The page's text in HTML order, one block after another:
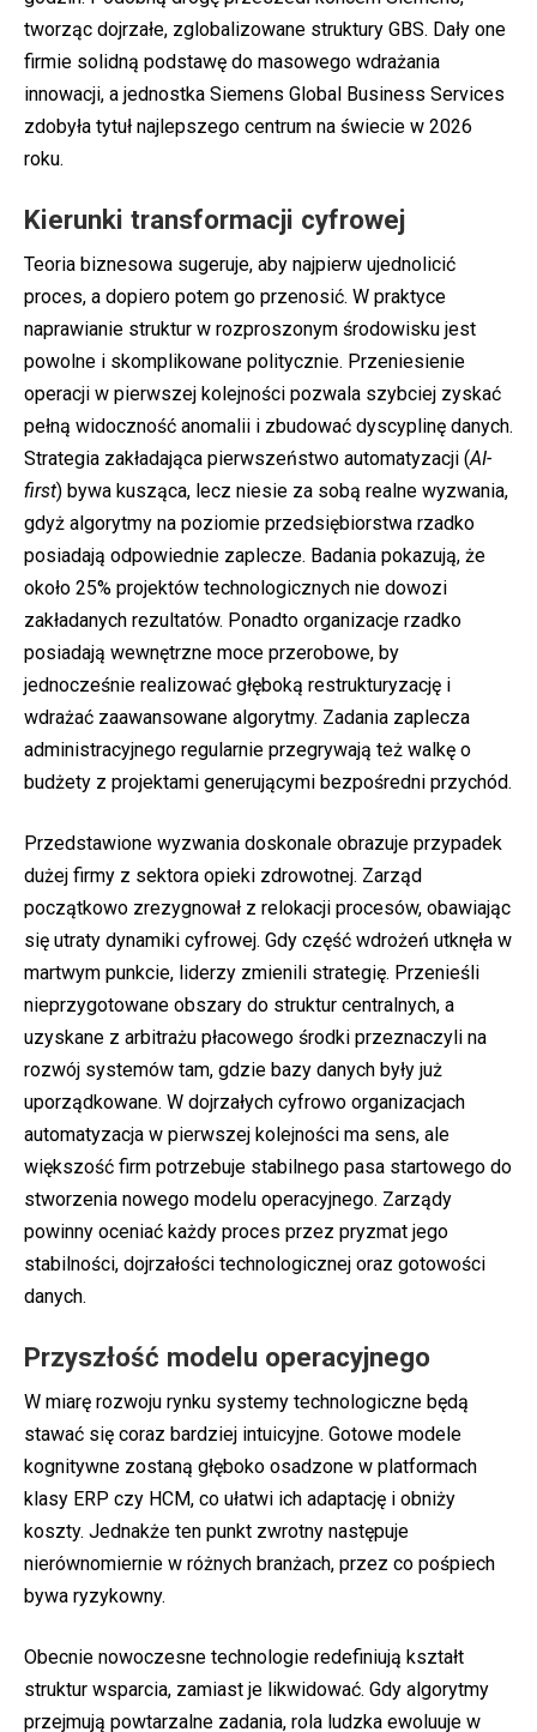
tworząc dojrzałe, zglobalizowane struktury GBS. Dały one
firmie solidną podstawę do masowego wdrażania
innowacji, a jednostka Siemens Global Business Services
zdobyła tytuł najlepszego centrum na świecie w 2026
roku.
Kierunki transformacji cyfrowej
Teoria biznesowa sugeruje, aby najpierw ujednolicić
proces, a dopiero potem go przenosić. W praktyce
naprawianie struktur w rozproszonym środowisku jest
powolne i skomplikowane politycznie. Przeniesienie
operacji w pierwszej kolejności pozwala szybciej zyskać
pełną widoczność anomalii i zbudować dyscyplinę danych.
Strategia zakładająca pierwszeństwo automatyzacji (AI-
first) bywa kusząca, lecz niesie za sobą realne wyzwania,
gdyż algorytmy na poziomie przedsiębiorstwa rzadko
posiadają odpowiednie zaplecze. Badania pokazują, że
około 25% projektów technologicznych nie dowozi
zakładanych rezultatów. Ponadto organizacje rzadko
posiadają wewnętrzne moce przerobowe, by
jednocześnie realizować głęboką restrukturyzację i
wdrażać zaawansowane algorytmy. Zadania zaplecza
administracyjnego regularnie przegrywają też walkę o
budżety z projektami generującymi bezpośredni przychód.
Przedstawione wyzwania doskonale obrazuje przypadek
dużej firmy z sektora opieki zdrowotnej. Zarząd
początkowo zrezygnował z relokacji procesów, obawiając
się utraty dynamiki cyfrowej. Gdy część wdrożeń utknęła w
martwym punkcie, liderzy zmienili strategię. Przenieśli
nieprzygotowane obszary do struktur centralnych, a
uzyskane z arbitrażu płacowego środki przeznaczyli na
rozwój systemów tam, gdzie bazy danych były już
uporządkowane. W dojrzałych cyfrowo organizacjach
automatyzacja w pierwszej kolejności ma sens, ale
większość firm potrzebuje stabilnego pasa startowego do
stworzenia nowego modelu operacyjnego. Zarządy
powinny oceniać każdy proces przez pryzmat jego
stabilności, dojrzałości technologicznej oraz gotowości
danych.
Przyszłość modelu operacyjnego
W miarę rozwoju rynku systemy technologiczne będą
stawać się coraz bardziej intuicyjne. Gotowe modele
kognitywne zostaną głęboko osadzone w platformach
klasy ERP czy HCM, co ułatwi ich adaptację i obniży
koszty. Jednakże ten punkt zwrotny następuje
nierównomiernie w różnych branżach, przez co pośpiech
bywa ryzykowny.
Obecnie nowoczesne technologie redefiniują kształt
struktur wsparcia, zamiast je likwidować. Gdy algorytmy
przejmują powtarzalne zadania, rola ludzka ewoluuje w